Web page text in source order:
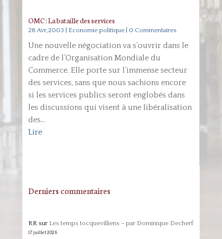
OMC : La bataille des services
28 Avr,2003 Economie politique| 0 Commentaires
Une nouvelle négociation va s’ouvrir dans le
cadre de l’Organisation Mondiale du
Commerce. Elle porte sur l’immense secteur
des services, sans que nous sachions encore
si les services publics seront englobés dans
les discussions qui visent à une libéralisation
des...
Lire
Derniers commentaires
RRsur Les temps tocquevilliens – par Dominique Decherf
17 juillet 2026